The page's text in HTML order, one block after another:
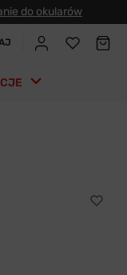
do okularów